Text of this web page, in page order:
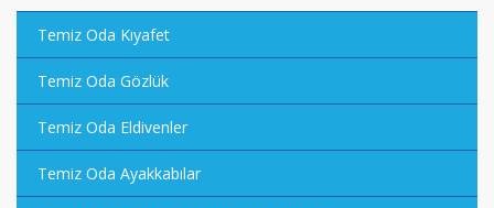
Temiz Oda Kıyafet
Temiz Oda Gözlük
Temiz Oda Eldivenler
Temiz Oda Ayakkabılar